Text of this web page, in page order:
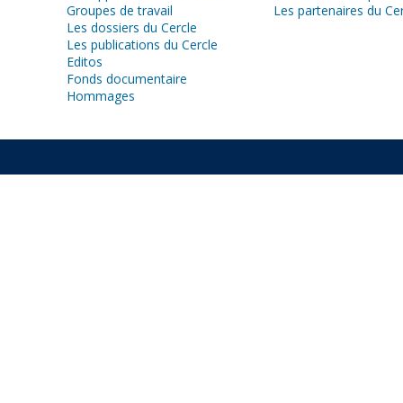
Groupes de travail
Les dossiers du Cercle
Les publications du Cercle
Editos
Fonds documentaire
Hommages
Les partenaires du